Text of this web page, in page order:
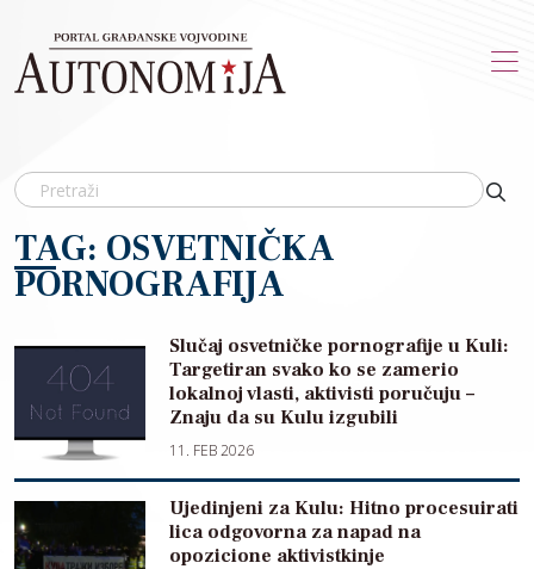
TAG: OSVETNIČKA
PORNOGRAFIJA
Slučaj osvetničke pornografije u Kuli:
Targetiran svako ko se zamerio
lokalnoj vlasti, aktivisti poručuju –
Znaju da su Kulu izgubili
11. FEB 2026
Ujedinjeni za Kulu: Hitno procesuirati
lica odgovorna za napad na
opozicione aktivistkinje